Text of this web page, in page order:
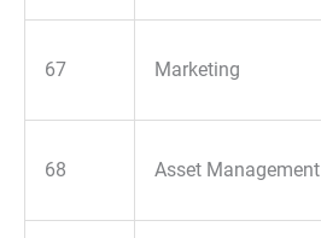
67 Marketing
68 Asset Management